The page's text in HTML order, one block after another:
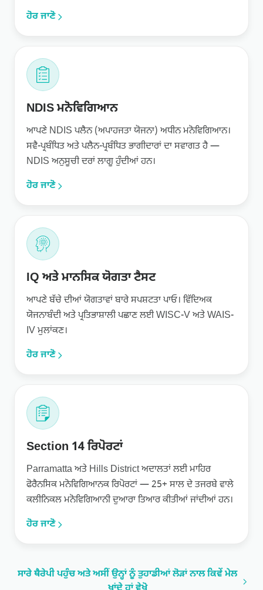
ਹੋਰ ਜਾਣੋ
NDIS ਮਨੋਵਿਗਿਆਨ
ਆਪਣੇ NDIS ਪਲੈਨ (ਅਪਾਹਜਤਾ ਯੋਜਨਾ) ਅਧੀਨ ਮਨੋਵਿਗਿਆਨ।
ਸਵੈ-ਪ੍ਰਬੰਧਿਤ ਅਤੇ ਪਲੈਨ-ਪ੍ਰਬੰਧਿਤ ਭਾਗੀਦਾਰਾਂ ਦਾ ਸਵਾਗਤ ਹੈ —
NDIS ਅਨੁਸੂਚੀ ਦਰਾਂ ਲਾਗੂ ਹੁੰਦੀਆਂ ਹਨ।
ਹੋਰ ਜਾਣੋ
IQ ਅਤੇ ਮਾਨਸਿਕ ਯੋਗਤਾ ਟੈਸਟ
ਆਪਣੇ ਬੱਚੇ ਦੀਆਂ ਯੋਗਤਾਵਾਂ ਬਾਰੇ ਸਪਸ਼ਟਤਾ ਪਾਓ। ਵਿੱਦਿਅਕ
ਯੋਜਨਾਬੰਦੀ ਅਤੇ ਪ੍ਰਤਿਭਾਸ਼ਾਲੀ ਪਛਾਣ ਲਈ WISC-V ਅਤੇ WAIS-
IV ਮੁਲਾਂਕਣ।
ਹੋਰ ਜਾਣੋ
Section 14 ਰਿਪੋਰਟਾਂ
Parramatta ਅਤੇ Hills District ਅਦਾਲਤਾਂ ਲਈ ਮਾਹਿਰ
ਫੋਰੈਨਸਿਕ ਮਨੋਵਿਗਿਆਨਕ ਰਿਪੋਰਟਾਂ — 25+ ਸਾਲ ਦੇ ਤਜਰਬੇ ਵਾਲੇ
ਕਲੀਨਿਕਲ ਮਨੋਵਿਗਿਆਨੀ ਦੁਆਰਾ ਤਿਆਰ ਕੀਤੀਆਂ ਜਾਂਦੀਆਂ ਹਨ।
ਹੋਰ ਜਾਣੋ
ਸਾਰੇ ਥੈਰੇਪੀ ਪਹੁੰਚ ਅਤੇ ਅਸੀਂ ਉਨ੍ਹਾਂ ਨੂੰ ਤੁਹਾਡੀਆਂ ਲੋੜਾਂ ਨਾਲ ਕਿਵੇਂ ਮੇਲ